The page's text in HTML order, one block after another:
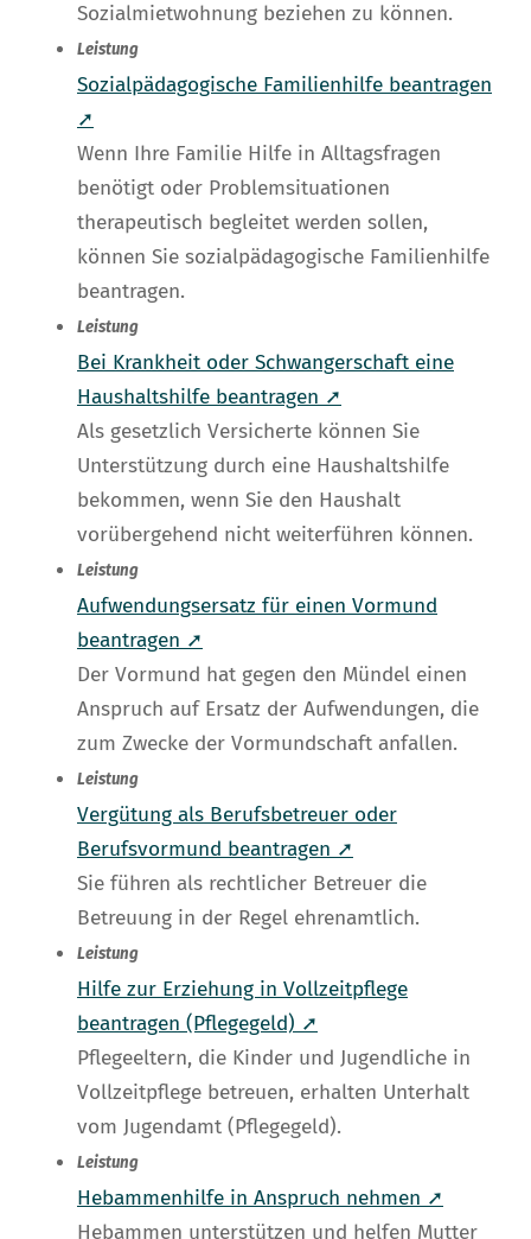
Sozialmietwohnung beziehen zu können.
Leistung
Sozialpädagogische Familienhilfe beantragen
➚
Wenn Ihre Familie Hilfe in Alltagsfragen
benötigt oder Problemsituationen
therapeutisch begleitet werden sollen,
können Sie sozialpädagogische Familienhilfe
beantragen.
Leistung
Bei Krankheit oder Schwangerschaft eine
Haushaltshilfe beantragen ➚
Als gesetzlich Versicherte können Sie
Unterstützung durch eine Haushaltshilfe
bekommen, wenn Sie den Haushalt
vorübergehend nicht weiterführen können.
Leistung
Aufwendungsersatz für einen Vormund
beantragen ➚
Der Vormund hat gegen den Mündel einen
Anspruch auf Ersatz der Aufwendungen, die
zum Zwecke der Vormundschaft anfallen.
Leistung
Vergütung als Berufsbetreuer oder
Berufsvormund beantragen ➚
Sie führen als rechtlicher Betreuer die
Betreuung in der Regel ehrenamtlich.
Leistung
Hilfe zur Erziehung in Vollzeitpflege
beantragen (Pflegegeld) ➚
Pflegeeltern, die Kinder und Jugendliche in
Vollzeitpflege betreuen, erhalten Unterhalt
vom Jugendamt (Pflegegeld).
Leistung
Hebammenhilfe in Anspruch nehmen ➚
Hebammen unterstützen und helfen Mutter